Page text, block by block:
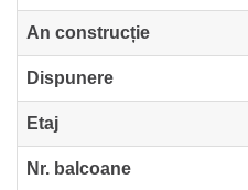
An construcție
Dispunere
Etaj
Nr. balcoane